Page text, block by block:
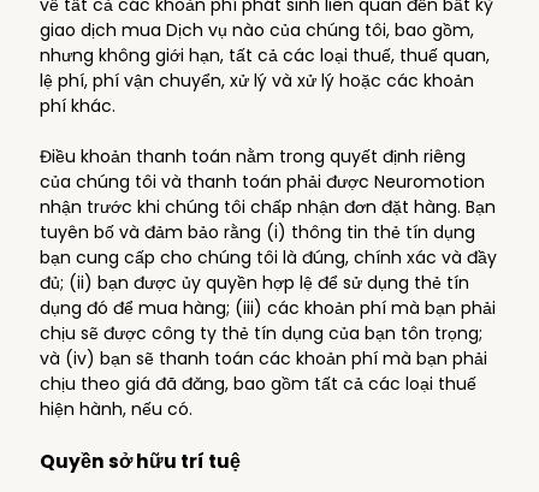
giao dịch mua Dịch vụ nào của chúng tôi, bao gồm,
nhưng không giới hạn, tất cả các loại thuế, thuế quan,
lệ phí, phí vận chuyển, xử lý và xử lý hoặc các khoản
phí khác.
Điều khoản thanh toán nằm trong quyết định riêng
của chúng tôi và thanh toán phải được Neuromotion
nhận trước khi chúng tôi chấp nhận đơn đặt hàng. Bạn
tuyên bố và đảm bảo rằng (i) thông tin thẻ tín dụng
bạn cung cấp cho chúng tôi là đúng, chính xác và đầy
đủ; (ii) bạn được ủy quyền hợp lệ để sử dụng thẻ tín
dụng đó để mua hàng; (iii) các khoản phí mà bạn phải
chịu sẽ được công ty thẻ tín dụng của bạn tôn trọng;
và (iv) bạn sẽ thanh toán các khoản phí mà bạn phải
chịu theo giá đã đăng, bao gồm tất cả các loại thuế
hiện hành, nếu có.
Quyền sở hữu trí tuệ